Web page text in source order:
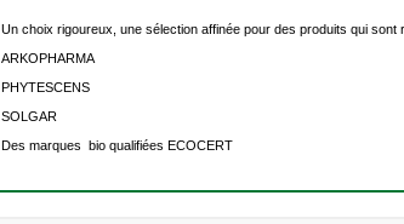
Un choix rigoureux, une sélection affinée pour des produits qui
ARKOPHARMA
PHYTESCENS
SOLGAR
Des marques bio qualifiées ECOCERT